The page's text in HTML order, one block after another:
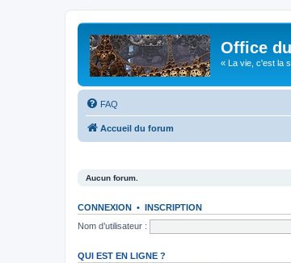
Office
« La vie, c'est la
FAQ
Accueil du forum
Aucun forum.
CONNEXION • INSCRIPTION
Nom d’utilisateur :
QUI EST EN LIGNE ?